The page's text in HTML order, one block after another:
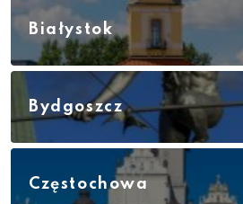
Białystok
Bydgoszcz
Częstochowa